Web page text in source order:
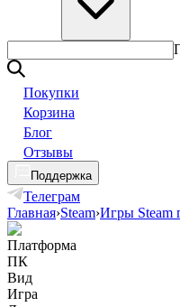
Покупки
Корзина
Блог
Отзывы
Поддержка
Телеграм
Главная›Steam›Игры Steam
Платформа
ПК
Вид
Игра